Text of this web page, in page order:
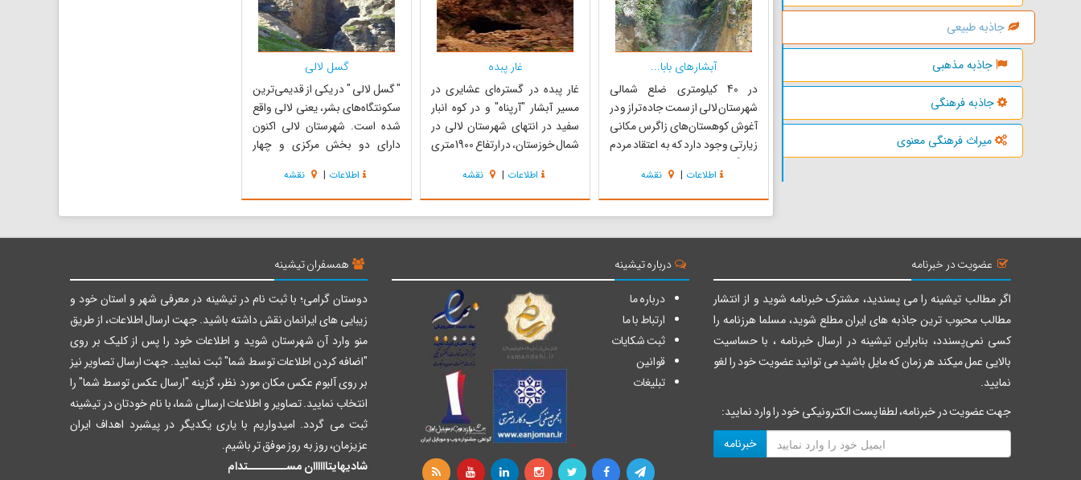
جاذبه طبیعی
جاذبه مذهبی
جاذبه فرهنگی
میراث فرهنگی معنوی
آبشار‌های بابا...
در 40 کیلومتری ضلع شمالی
شهرستان لالی از سمت جاده تراز و در
آغوش کوهستان‌های زاگرس مکانی
زیارتی وجود دارد که به اعتقاد مردم
قدمگاه سلمان فارسی است . در
اطراف این مکان مقدس آبشارهای
بسیار زیبایی از کوه‌های اطراف سرازیر
می‌شود که طراوت و زیبایی خاصی
به منطقه می‌بخشد. وجود درختان
اطلاعات | نقشه
غار پبده
غار پبده در گستره‌ای عشایری در
مسیر آبشار "آرپناه" و در کوه انبار
سفید در انتهای شهرستان لالی در
شمال خوزستان، در ارتفاع 1900 متری
منطقه خوش آب و هوای لالی در دل
کوه "انبار سفید" از کوه‌های کوهپایه
ای زاگرس در شمال استان خوزستان و
هم مرز با چهارمحال و ...
اطلاعات | نقشه
گسل لالی
" گسل لالی " در یکی از قدیمی‌ترین
سکونتگاه‌های بشر، یعنی لالی واقع
شده است. شهرستان لالی اکنون
دارای دو بخش مرکزی و چهار
روستای مسکونی است ، و در شمال
استان خوزستان با وسعتی بالغ بر
1400 کیلومتر مربع واقع شده است.
اطلاعات | نقشه
عضویت در خبرنامه
اگر مطالب تیشینه را می پسندید، مشترک خبرنامه شوید و از انتشار
مطالب محبوب ترین جاذبه های ایران مطلع شوید، مسلما هرزنامه را
کسی نمی‌پسندد، بنابراین تیشینه در ارسال خبرنامه ، با حساسیت
بالایی عمل میکند هر زمان که مایل باشید می توانید عضویت خود را لغو
نمایید.
جهت عضویت در خبرنامه، لطفا پست الکترونیکی خود را وارد نمایید:
خبرنامه
درباره تیشینه
درباره ما
ارتباط با ما
ثبت شکایات
قوانین
تبلیغات
همسفران تیشینه
دوستان گرامی؛ با ثبت نام در تیشینه در معرفی شهر و استان خود و
زیبایی های ایرانمان نقش داشته باشید. جهت ارسال اطلاعات، از طریق
منو وارد آن شهرستان شوید و اطلاعات خود را پس از کلیک بر روی
"اضافه کردن اطلاعات توسط شما" ثبت نمایید. جهت ارسال تصاویر نیز
بر روی آلبوم عکس مکان مورد نظر، گزینه "ارسال عکس توسط شما" را
انتخاب نمایید. تصاویر و اطلاعات ارسالی شما، با نام خودتان در تیشینه
ثبت می گردد. امیدواریم با یاری یکدیگر در پیشبرد اهداف ایران
عزیزمان، روز به روز موفق تر باشیم.
شادیهایتاااااان مســــــــتدام